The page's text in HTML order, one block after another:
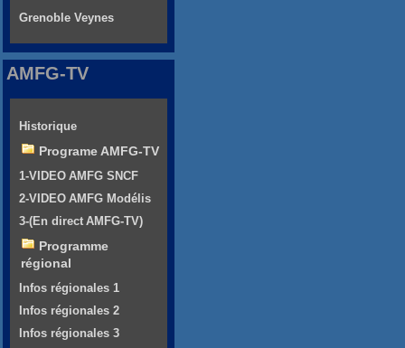
Grenoble Veynes
AMFG-TV
Historique
Programe AMFG-TV
1-VIDEO AMFG SNCF
2-VIDEO AMFG Modélis
3-(En direct AMFG-TV)
Programme
régional
Infos régionales 1
Infos régionales 2
Infos régionales 3